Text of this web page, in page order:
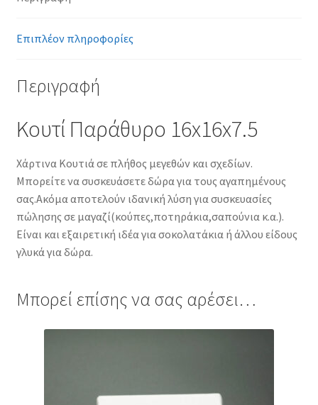
Επιπλέον πληροφορίες
Περιγραφή
Κουτί Παράθυρο 16x16x7.5
Χάρτινα Κουτιά σε πλήθος μεγεθών και σχεδίων.
Μπορείτε να συσκευάσετε δώρα για τους αγαπημένους
σας.Ακόμα αποτελούν ιδανική λύση για συσκευασίες
πώλησης σε μαγαζί(κούπες,ποτηράκια,σαπούνια κ.α.).
Είναι και εξαιρετική ιδέα για σοκολατάκια ή άλλου είδους
γλυκά για δώρα.
Μπορεί επίσης να σας αρέσει…